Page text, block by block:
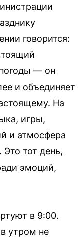
говорится:
— он
и объединяет
На
игры,
и атмосфера
Это тот день,
эмоций,
в 9:00.
утром не